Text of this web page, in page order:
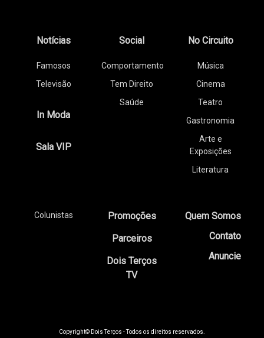
Notícias
Famosos
Televisão
In Moda
Sala VIP
Social
Comportamento
Tem Direito
Saúde
No Circuito
Música
Cinema
Teatro
Gastronomia
Arte e
Exposições
Literatura
Colunistas
Promoções
Parceiros
Dois Terços
TV
Quem Somos
Contato
Anuncie
Copyright© Dois Terços - Todos os direitos reservados.